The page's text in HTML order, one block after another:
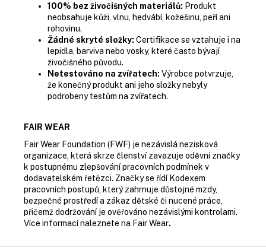
100% bez živočišných materiálů: Produkt
neobsahuje kůži, vlnu, hedvábí, kožešinu, peří ani
rohovinu.
Žádné skryté složky: Certifikace se vztahuje i na
lepidla, barviva nebo vosky, které často bývají
živočišného původu.
Netestováno na zvířatech: Výrobce potvrzuje,
že konečný produkt ani jeho složky nebyly
podrobeny testům na zvířatech.
FAIR WEAR
Fair Wear Foundation (FWF) je nezávislá nezisková
organizace, která skrze členství zavazuje oděvní značky
k postupnému zlepšování pracovních podmínek v
dodavatelském řetězci. Značky se řídí Kodexem
pracovních postupů, který zahrnuje důstojné mzdy,
bezpečné prostředí a zákaz dětské či nucené práce,
přičemž dodržování je ověřováno nezávislými kontrolami.
Více informací naleznete na Fair Wear.